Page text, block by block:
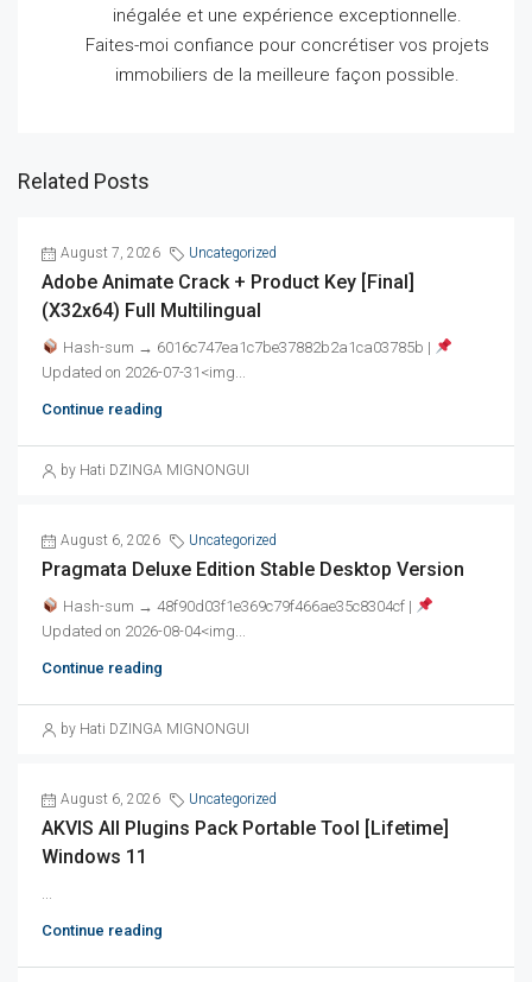
inégalée et une expérience exceptionnelle.
Faites-moi confiance pour concrétiser vos projets
immobiliers de la meilleure façon possible.
Related Posts
August 7, 2026 Uncategorized
Adobe Animate Crack + Product Key [Final]
(x32x64) Full Multilingual
Hash-sum → 6016c747ea1c7be37882b2a1ca03785b |
Updated on 2026-07-31<img...
Continue reading
by Hati DZINGA MIGNONGUI
August 6, 2026 Uncategorized
Pragmata Deluxe Edition Stable Desktop Version
Hash-sum → 48f90d03f1e369c79f466ae35c8304cf |
Updated on 2026-08-04<img...
Continue reading
by Hati DZINGA MIGNONGUI
August 6, 2026 Uncategorized
AKVIS All Plugins Pack Portable Tool [Lifetime]
Windows 11
...
Continue reading